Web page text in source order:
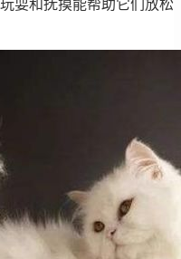
耍和抚摸能帮助它们放松